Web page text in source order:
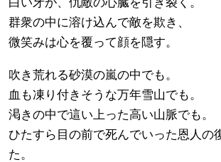
群衆の中に溶け込んで敵を欺き、
微笑みは心を覆って顔を隠す。
吹き荒れる砂漠の嵐の中でも。
血も凍り付きそうな万年雪山でも。
渇きの中で這い上った高い山脈でも。
ひたすら目の前で死んでいった恩人の
た。